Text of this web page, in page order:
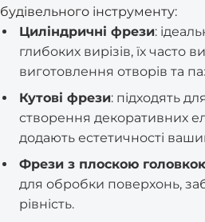
будівельного інструменту:
Циліндричні фрези:
глибоких вирізів, їх часто
виготовлення отворів та
Кутові фрези: підходять
створення декоративних
додають естетичності
Фрези з плоскою
для обробки поверхонь,
рівність.